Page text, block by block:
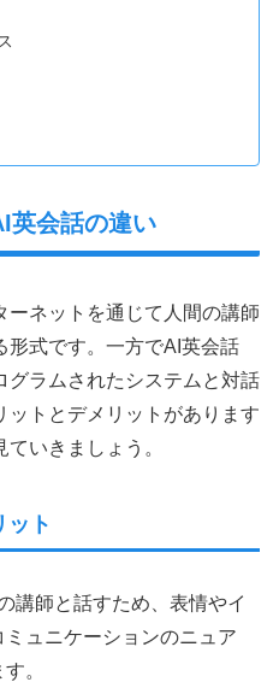
英会話の違い
ーネットを通じて人間の講師
形式です。一方でAI英会話
グラムされたシステムと対話
ットとデメリットがあります
いきましょう。
ット
講師と話すため、表情やイ
ュニケーションのニュア
。